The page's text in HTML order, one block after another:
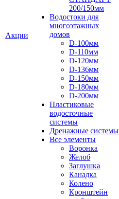
Акции
200/150мм
Водостоки для
многоэтажных
домов
D-100мм
D-110мм
D-120мм
D-136мм
D-150мм
D-180мм
D-200мм
Пластиковые
водосточные
системы
Дренажные системы
Все элементы
Воронка
Желоб
Заглушка
Канадка
Колено
Кронштейн